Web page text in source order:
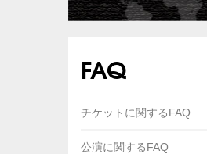
FAQ
チケットに関するFAQ
公演に関するFAQ